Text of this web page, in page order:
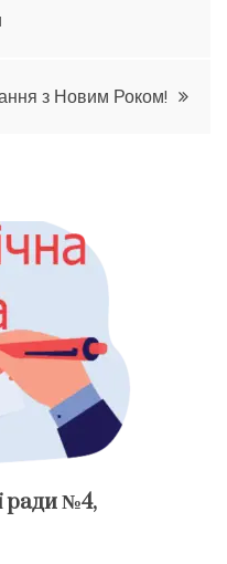
з Новим Роком!
ради №4,